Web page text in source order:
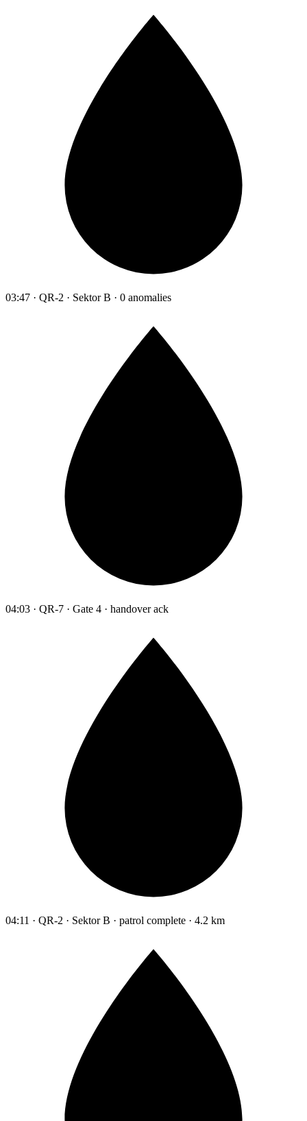
03:47 · QR-2 · Sektor B · 0 anomalies
04:03 · QR-7 · Gate 4 · handover ack
04:11 · QR-2 · Sektor B · patrol complete · 4.2 km